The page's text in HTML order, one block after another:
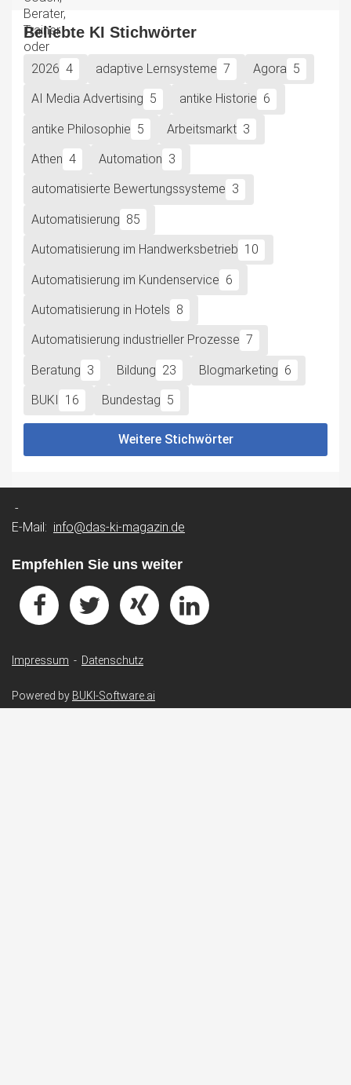
Beliebte KI Stichwörter
2026 4 adaptive Lernsysteme 7 Agora 5
AI Media Advertising 5 antike Historie 6
antike Philosophie 5 Arbeitsmarkt 3
Athen 4 Automation 3
automatisierte Bewertungssysteme 3
Automatisierung 85
Automatisierung im Handwerksbetrieb 10
Automatisierung im Kundenservice 6
Automatisierung in Hotels 8
Automatisierung industrieller Prozesse 7
Beratung 3 Bildung 23 Blogmarketing 6
BUKI 16 Bundestag 5
Weitere Stichwörter
-
E-Mail: info@das-ki-magazin.de
Empfehlen Sie uns weiter
Impressum - Datenschutz
Powered by BUKI-Software.ai